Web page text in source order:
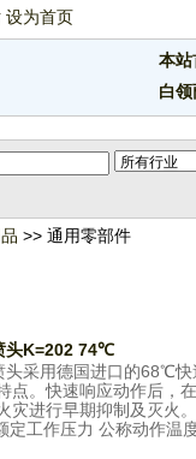
设为首页
本站
白
>> 通用零部件
头K=202 74℃
头采用德国进口的68℃
点。快速响应动作后，
灾进行早期抑制及灭火
定工作压力 公称动作温